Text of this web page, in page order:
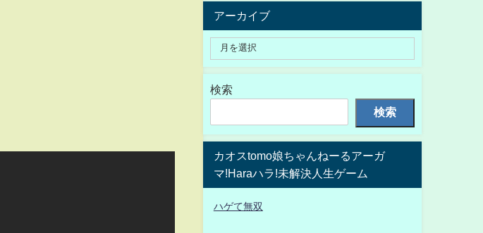
アーカイブ
検索
検索
カオスtomo娘ちゃんねーるアーガ
マ!Haraハラ!未解決人生ゲーム
ハゲて無双